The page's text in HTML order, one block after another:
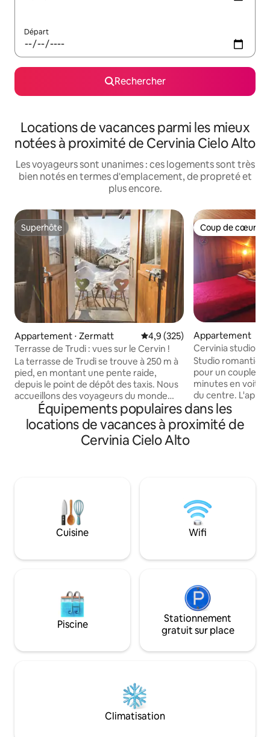
Départ
Rechercher
Locations de vacances parmi les mieux
notées à proximité de Cervinia Cielo Alto
Les voyageurs sont unanimes : ces logements sont très
bien notés en termes d'emplacement, de propreté et
plus encore.
Superhôte
Superhôte
Appartement ⋅ Zermatt Évaluation moyenne sur la
4,9 (325)
Terrasse de Trudi : vues sur le Cervin !
La terrasse de Trudi se trouve à 250 m à
pied, en montant une pente raide,
depuis le point de dépôt des taxis. Nous
accueillons des voyageurs du monde
entier pour leur faire découvrir l’énigme
qu’est le Cervin. Trudi’s Terrace dispose
de trois chambres cosy, confortables et
Zermatt est en plein essor immobilier.
Malheureusement, la vue a été
temporairement modifiée en raison de
l'installation d'une grue.
Coup de cœur
Coup de cœur
Appartement
Cervinia studio
vibrations
Studio
pour un couple :
minutes en
du centre.
d'un coin cuisine,
salle de bain
vous avez besoin.
draps et des
place.
Équipements populaires dans les
locations de vacances à proximité de
Cervinia Cielo Alto
Cuisine Wifi
Piscine
Stationnement
gratuit sur place
Climatisation